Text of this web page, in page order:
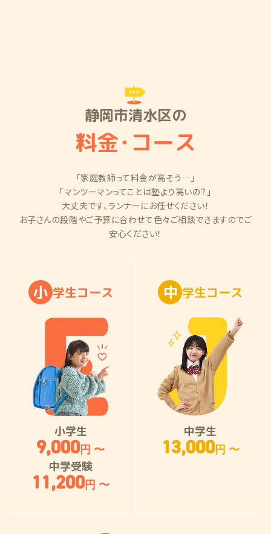
静岡市清水区の
料金・コース
「家庭教師って料金が高そう…」
「マンツーマンってことは塾より高いの？」
大丈夫です、ランナーにお任せください！
お子さんの段階やご予算に合わせて色々ご相談できますのでご
安心ください！
小 学生コース
小学生
9,000円 〜
中学受験
11,200円 〜
中 学生コース
中学生
13,000円 〜